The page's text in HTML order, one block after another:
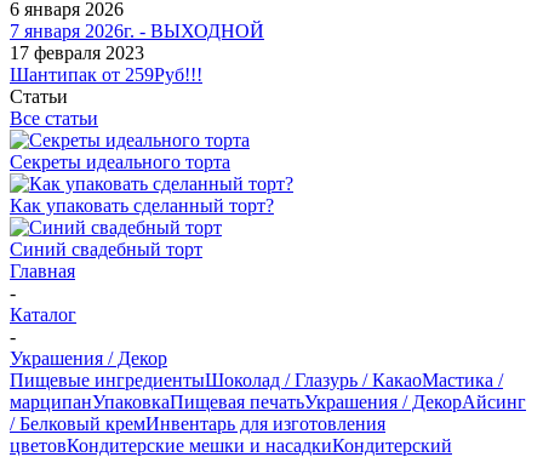
6 января 2026
7 января 2026г. - ВЫХОДНОЙ
17 февраля 2023
Шантипак от 259Руб!!!
Статьи
Все статьи
Секреты идеального торта
Как упаковать сделанный торт?
Синий свадебный торт
Главная
-
Каталог
-
Украшения / Декор
Пищевые ингредиентыШоколад / Глазурь / КакаоМастика /
марципанУпаковкаПищевая печатьУкрашения / ДекорАйсинг
/ Белковый кремИнвентарь для изготовления
цветовКондитерские мешки и насадкиКондитерский